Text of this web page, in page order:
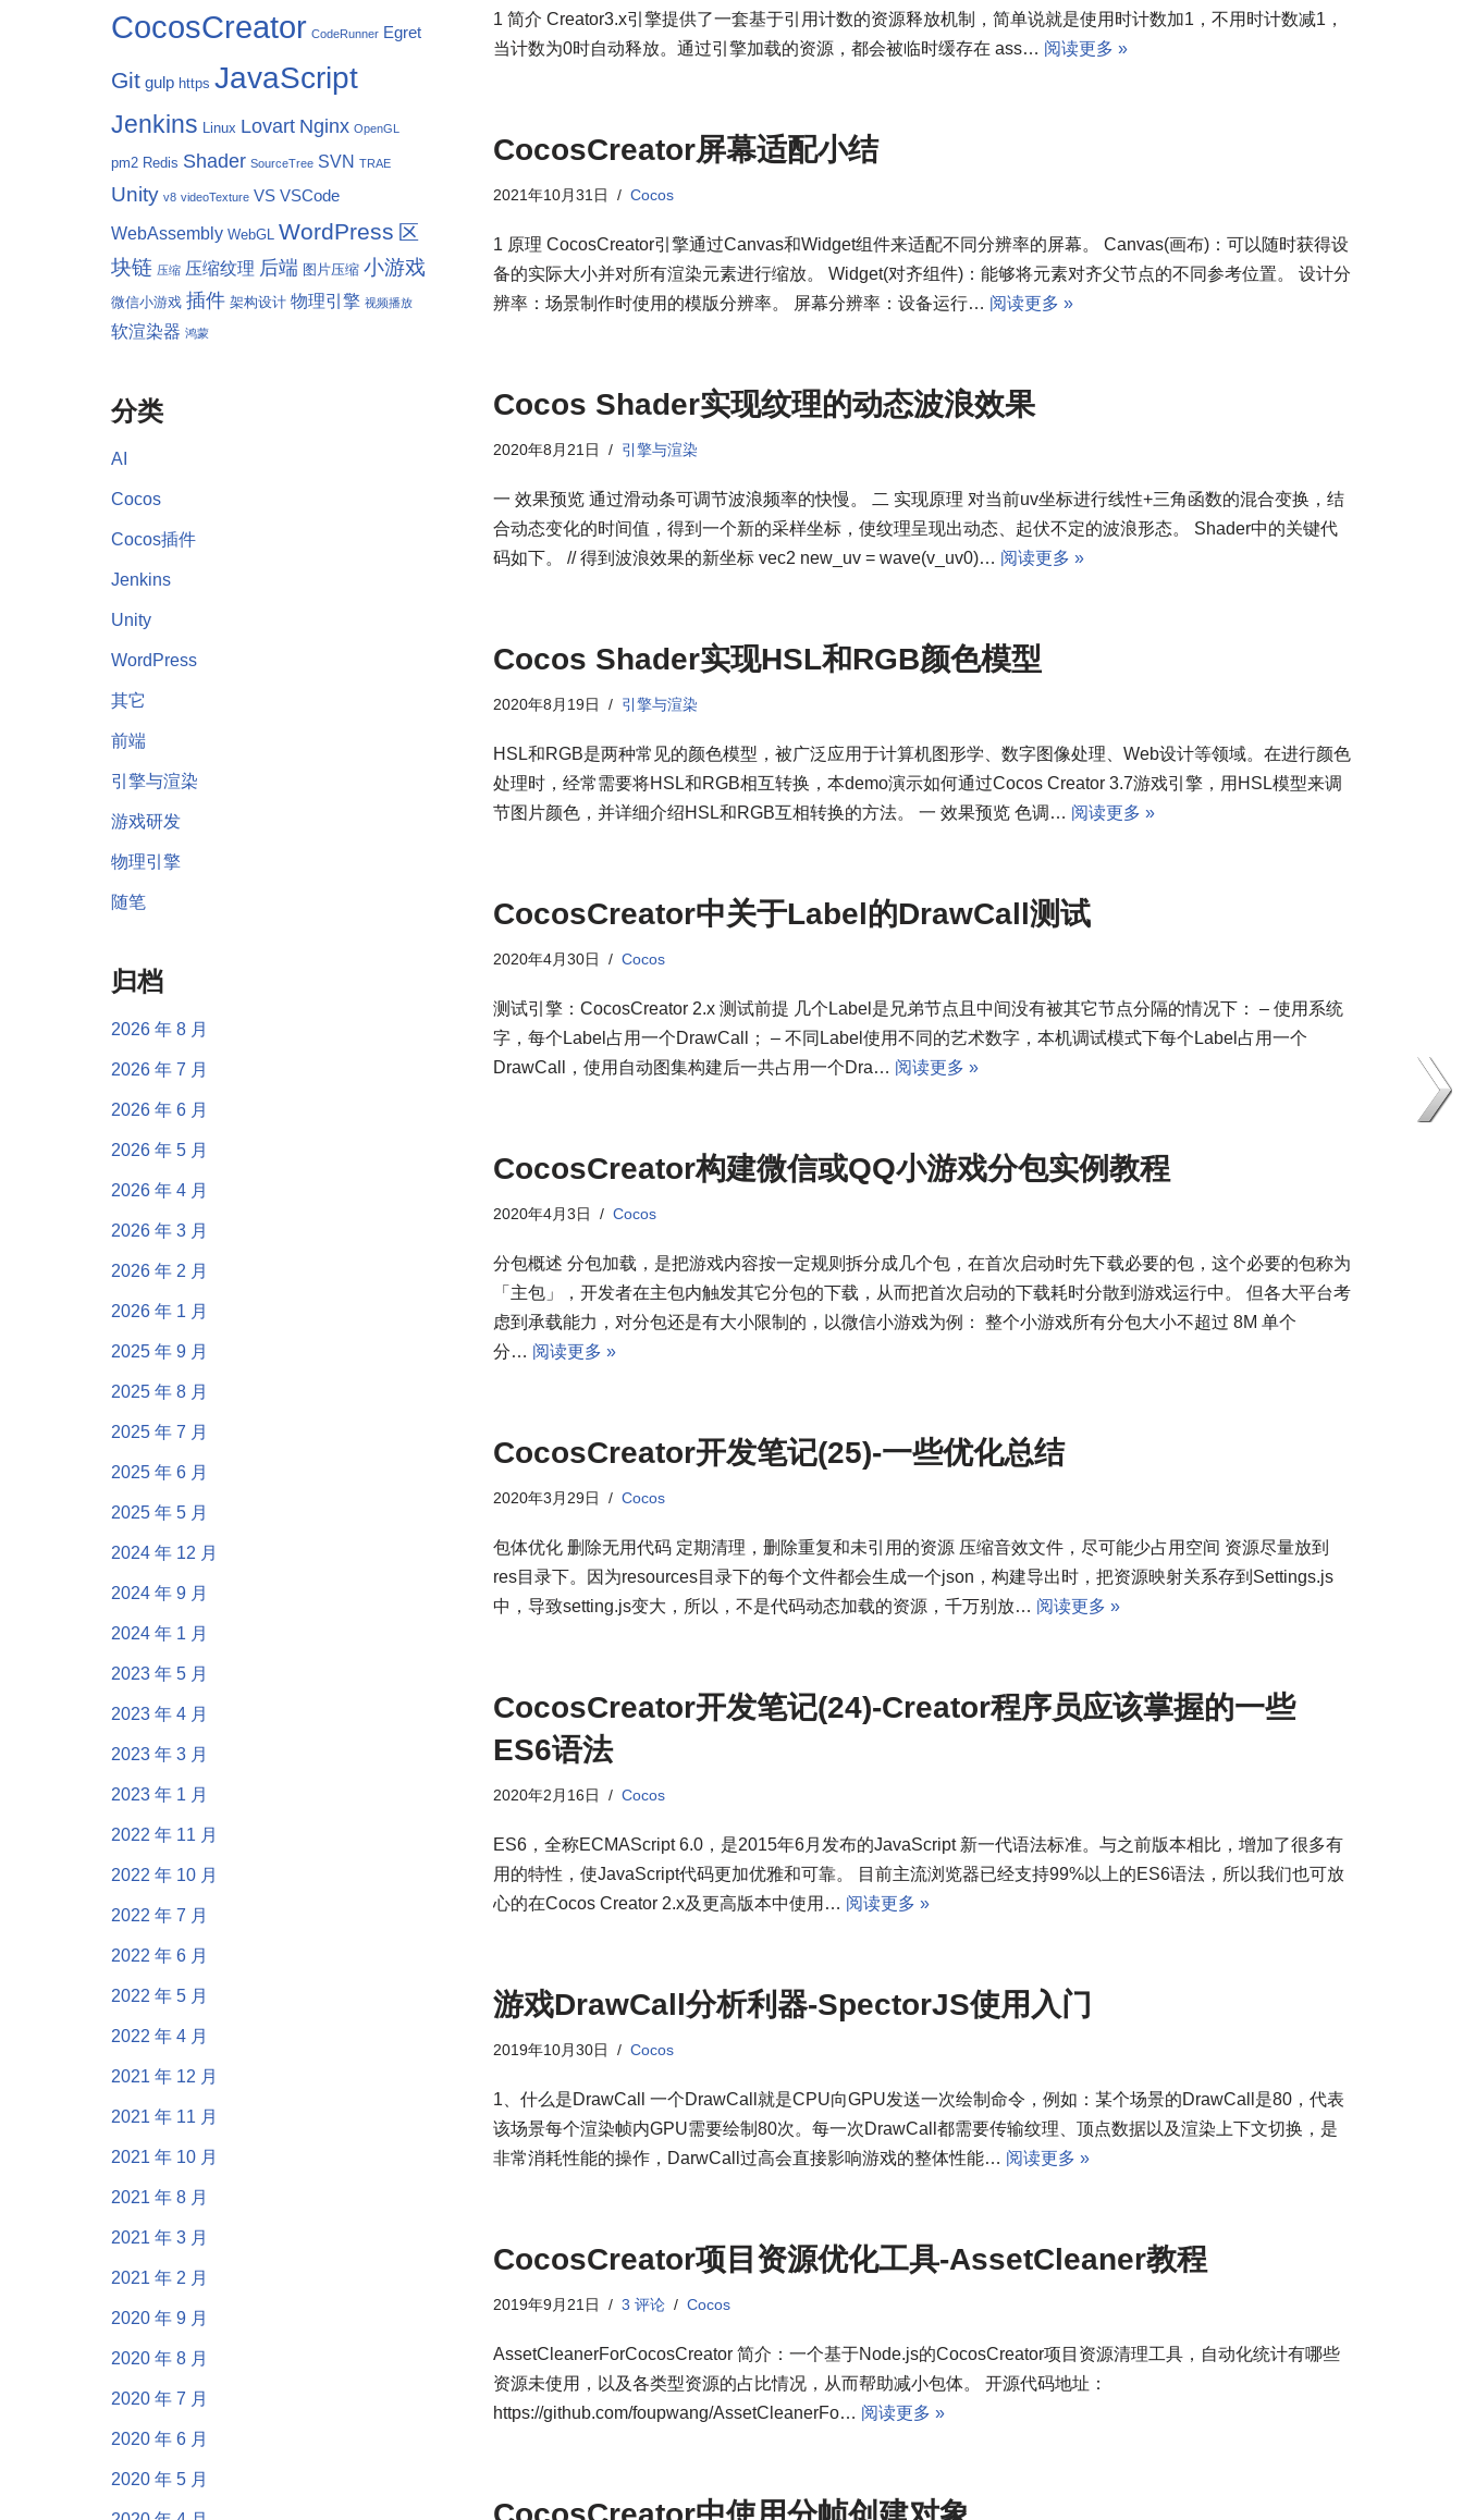
CocosCreator CodeRunner Egret
Git gulp https JavaScript
Jenkins Linux Lovart Nginx OpenGL
pm2 Redis Shader SourceTree SVN TRAE
Unity v8 videoTexture VS VSCode
WebAssembly WebGL WordPress 区
块链 压缩 压缩纹理 后端 图片压缩 小游戏
微信小游戏 插件 架构设计 物理引擎 视频播放
软渲染器 鸿蒙
分类
AI
Cocos
Cocos插件
Jenkins
Unity
WordPress
其它
前端
引擎与渲染
游戏研发
物理引擎
随笔
归档
2026 年 8 月
2026 年 7 月
2026 年 6 月
2026 年 5 月
2026 年 4 月
2026 年 3 月
2026 年 2 月
2026 年 1 月
2025 年 9 月
2025 年 8 月
2025 年 7 月
2025 年 6 月
2025 年 5 月
2024 年 12 月
2024 年 9 月
2024 年 1 月
2023 年 5 月
2023 年 4 月
2023 年 3 月
2023 年 1 月
2022 年 11 月
2022 年 10 月
2022 年 7 月
2022 年 6 月
2022 年 5 月
2022 年 4 月
2021 年 12 月
2021 年 11 月
2021 年 10 月
2021 年 8 月
2021 年 3 月
2021 年 2 月
2020 年 9 月
2020 年 8 月
2020 年 7 月
2020 年 6 月
2020 年 5 月
1 简介 Creator3.x引擎提供了一套基于引用计数的资源释放机制，简单说就是使用时计数加1，不用时计数减1，
当计数为0时自动释放。通过引擎加载的资源，都会被临时缓存在 ass… 阅读更多 »
CocosCreator屏幕适配小结
2021年10月31日 Cocos
1 原理 CocosCreator引擎通过Canvas和Widget组件来适配不同分辨率的屏幕。 Canvas(画布)：可以随时获得设
备的实际大小并对所有渲染元素进行缩放。 Widget(对齐组件)：能够将元素对齐父节点的不同参考位置。 设计分
辨率：场景制作时使用的模版分辨率。 屏幕分辨率：设备运行… 阅读更多 »
Cocos Shader实现纹理的动态波浪效果
2020年8月21日 引擎与渲染
一 效果预览 通过滑动条可调节波浪频率的快慢。 二 实现原理 对当前uv坐标进行线性+三角函数的混合变换，结
合动态变化的时间值，得到一个新的采样坐标，使纹理呈现出动态、起伏不定的波浪形态。 Shader中的关键代
码如下。 // 得到波浪效果的新坐标 vec2 new_uv = wave(v_uv0)… 阅读更多 »
Cocos Shader实现HSL和RGB颜色模型
2020年8月19日 引擎与渲染
HSL和RGB是两种常见的颜色模型，被广泛应用于计算机图形学、数字图像处理、Web设计等领域。在进行颜色
处理时，经常需要将HSL和RGB相互转换，本demo演示如何通过Cocos Creator 3.7游戏引擎，用HSL模型来调
节图片颜色，并详细介绍HSL和RGB互相转换的方法。 一 效果预览 色调… 阅读更多 »
CocosCreator中关于Label的DrawCall测试
2020年4月30日 Cocos
测试引擎：CocosCreator 2.x 测试前提 几个Label是兄弟节点且中间没有被其它节点分隔的情况下： – 使用系统
字，每个Label占用一个DrawCall； – 不同Label使用不同的艺术数字，本机调试模式下每个Label占用一个
DrawCall，使用自动图集构建后一共占用一个Dra… 阅读更多 »
CocosCreator构建微信或QQ小游戏分包实例教程
2020年4月3日 Cocos
分包概述 分包加载，是把游戏内容按一定规则拆分成几个包，在首次启动时先下载必要的包，这个必要的包称为
「主包」，开发者在主包内触发其它分包的下载，从而把首次启动的下载耗时分散到游戏运行中。 但各大平台考
虑到承载能力，对分包还是有大小限制的，以微信小游戏为例： 整个小游戏所有分包大小不超过 8M 单个
分… 阅读更多 »
CocosCreator开发笔记(25)-一些优化总结
2020年3月29日 Cocos
包体优化 删除无用代码 定期清理，删除重复和未引用的资源 压缩音效文件，尽可能少占用空间 资源尽量放到
res目录下。因为resources目录下的每个文件都会生成一个json，构建导出时，把资源映射关系存到Settings.js
中，导致setting.js变大，所以，不是代码动态加载的资源，千万别放… 阅读更多 »
CocosCreator开发笔记(24)-Creator程序员应该掌握的一些
ES6语法
2020年2月16日 Cocos
ES6，全称ECMAScript 6.0，是2015年6月发布的JavaScript 新一代语法标准。与之前版本相比，增加了很多有
用的特性，使JavaScript代码更加优雅和可靠。 目前主流浏览器已经支持99%以上的ES6语法，所以我们也可放
心的在Cocos Creator 2.x及更高版本中使用… 阅读更多 »
游戏DrawCall分析利器-SpectorJS使用入门
2019年10月30日 Cocos
1、什么是DrawCall 一个DrawCall就是CPU向GPU发送一次绘制命令，例如：某个场景的DrawCall是80，代表
该场景每个渲染帧内GPU需要绘制80次。每一次DrawCall都需要传输纹理、顶点数据以及渲染上下文切换，是
非常消耗性能的操作，DarwCall过高会直接影响游戏的整体性能… 阅读更多 »
CocosCreator项目资源优化工具-AssetCleaner教程
2019年9月21日 3 评论 Cocos
AssetCleanerForCocosCreator 简介：一个基于Node.js的CocosCreator项目资源清理工具，自动化统计有哪些
资源未使用，以及各类型资源的占比情况，从而帮助减小包体。 开源代码地址：
https://github.com/foupwang/AssetCleanerFo… 阅读更多 »